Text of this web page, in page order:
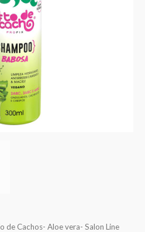
de Cachos- Aloe vera- Salon Line